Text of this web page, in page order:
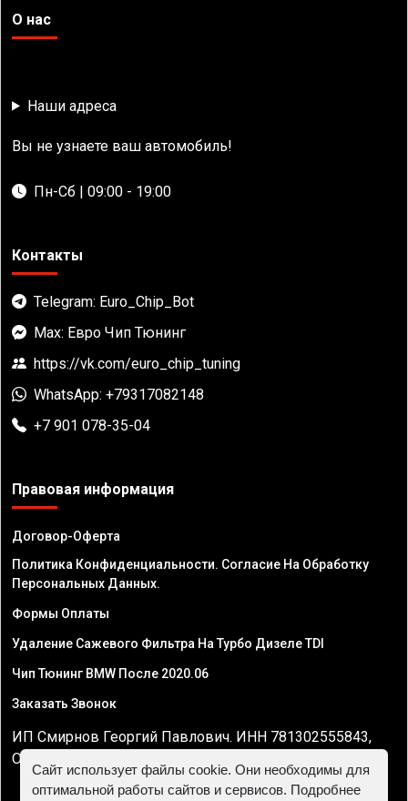
О нас
Наши адреса
Вы не узнаете ваш автомобиль!
Пн-Сб | 09:00 - 19:00
Контакты
Telegram: Euro_Chip_Bot
Max: Евро Чип Тюнинг
https://vk.com/euro_chip_tuning
WhatsApp: +79317082148
+7 901 078-35-04
Правовая информация
Договор-Оферта
Политика Конфиденциальности. Согласие На Обработку
Персональных Данных.
Формы Оплаты
Удаление Сажевого Фильтра На Турбо Дизеле TDI
Чип Тюнинг BMW После 2020.06
Заказать Звонок
ИП Смирнов Георгий Павлович. ИНН 781302555843,
ОГРНИП 324470400032610
Сайт использует файлы cookie. Они необходимы для
оптимальной работы сайтов и сервисов. Подробнее